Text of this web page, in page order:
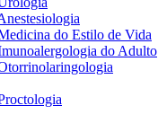
do Estilo de Vida
do Adulto